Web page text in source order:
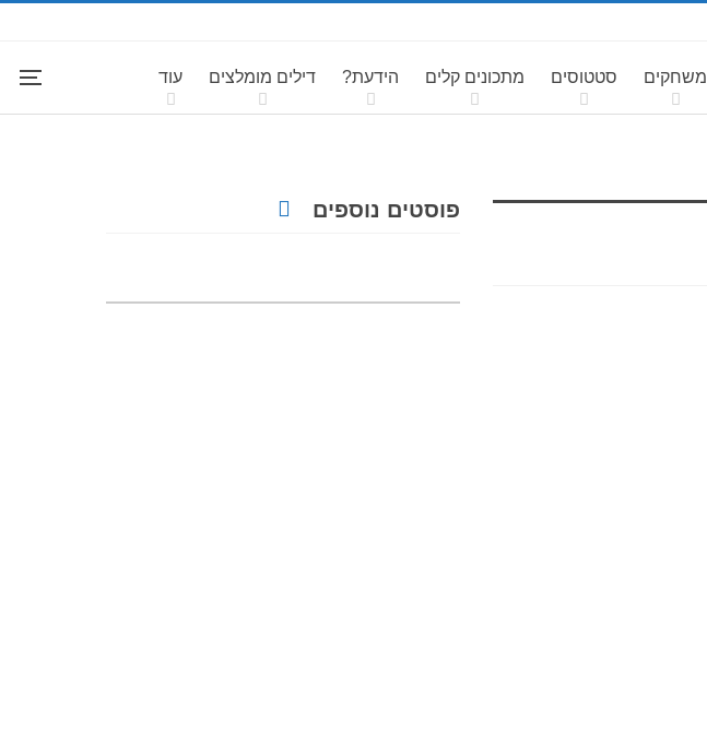
משחקים סטטוסים מתכונים קלים הידעת? דילים מומלצים עוד
פוסטים נוספים